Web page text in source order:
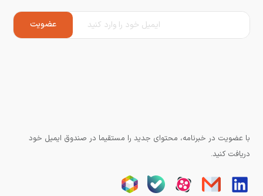
با عضویت در خبرنامه، محتوای جدید را مستقیما در صندوق ایمیل خود
دریافت کنید.